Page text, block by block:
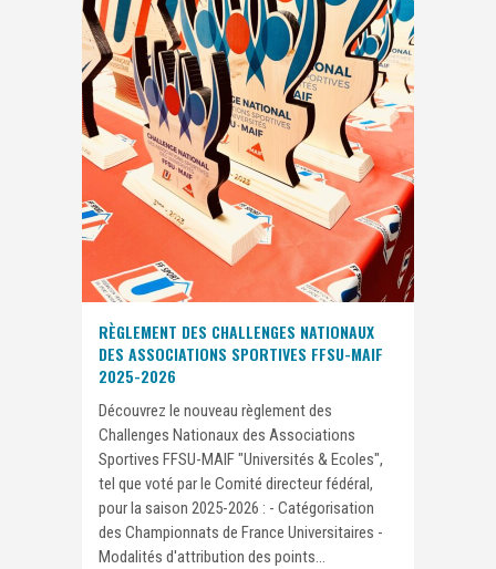
RÈGLEMENT DES CHALLENGES NATIONAUX
DES ASSOCIATIONS SPORTIVES FFSU-MAIF
2025-2026
Découvrez le nouveau règlement des
Challenges Nationaux des Associations
Sportives FFSU-MAIF "Universités & Ecoles",
tel que voté par le Comité directeur fédéral,
pour la saison 2025-2026 : - Catégorisation
des Championnats de France Universitaires -
Modalités d'attribution des points...